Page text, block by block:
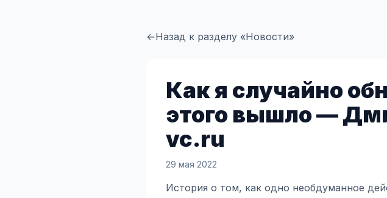
←Назад к разделу «Новости»
Как я случайно
этого вышло —
vc.ru
29 мая 2022
История о том, как одно необдуманное